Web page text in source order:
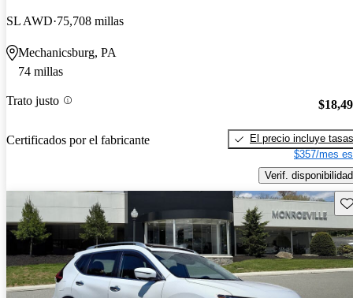
SL AWD 75,708 millas
Mechanicsburg, PA
74 millas
Trato justo
Certificados por el fabricante
El precio incluye tasas
$357/mes
Verif. disponibilidad